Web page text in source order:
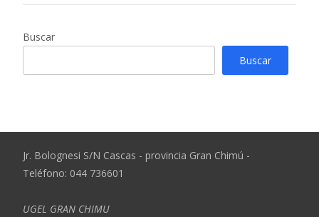
Buscar
Buscar
Jr. Bolognesi S/N Cascas - provincia Gran Chimú -
Teléfono: 044 736601
UGEL GRAN CHIMU